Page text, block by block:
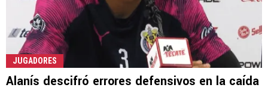
JUGADORES
Alanís descifró errores defensivos en la caída